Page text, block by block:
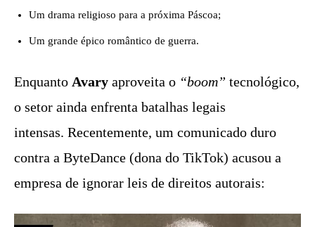
Um drama religioso para a próxima Páscoa;
Um grande épico romântico de guerra.
Enquanto Avary aproveita o “boom” tecnológico,
o setor ainda enfrenta batalhas legais
intensas. Recentemente, um comunicado duro
contra a ByteDance (dona do TikTok) acusou a
empresa de ignorar leis de direitos autorais: